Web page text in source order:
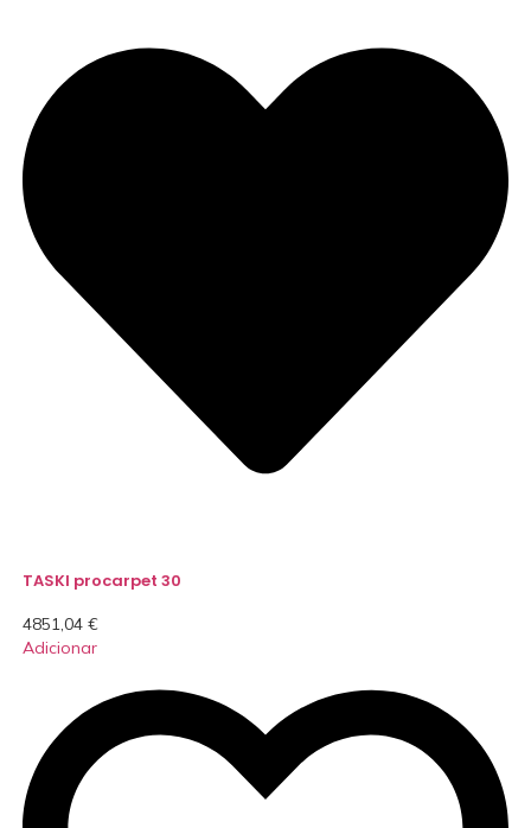
TASKI procarpet 30
4851,04 €
Adicionar